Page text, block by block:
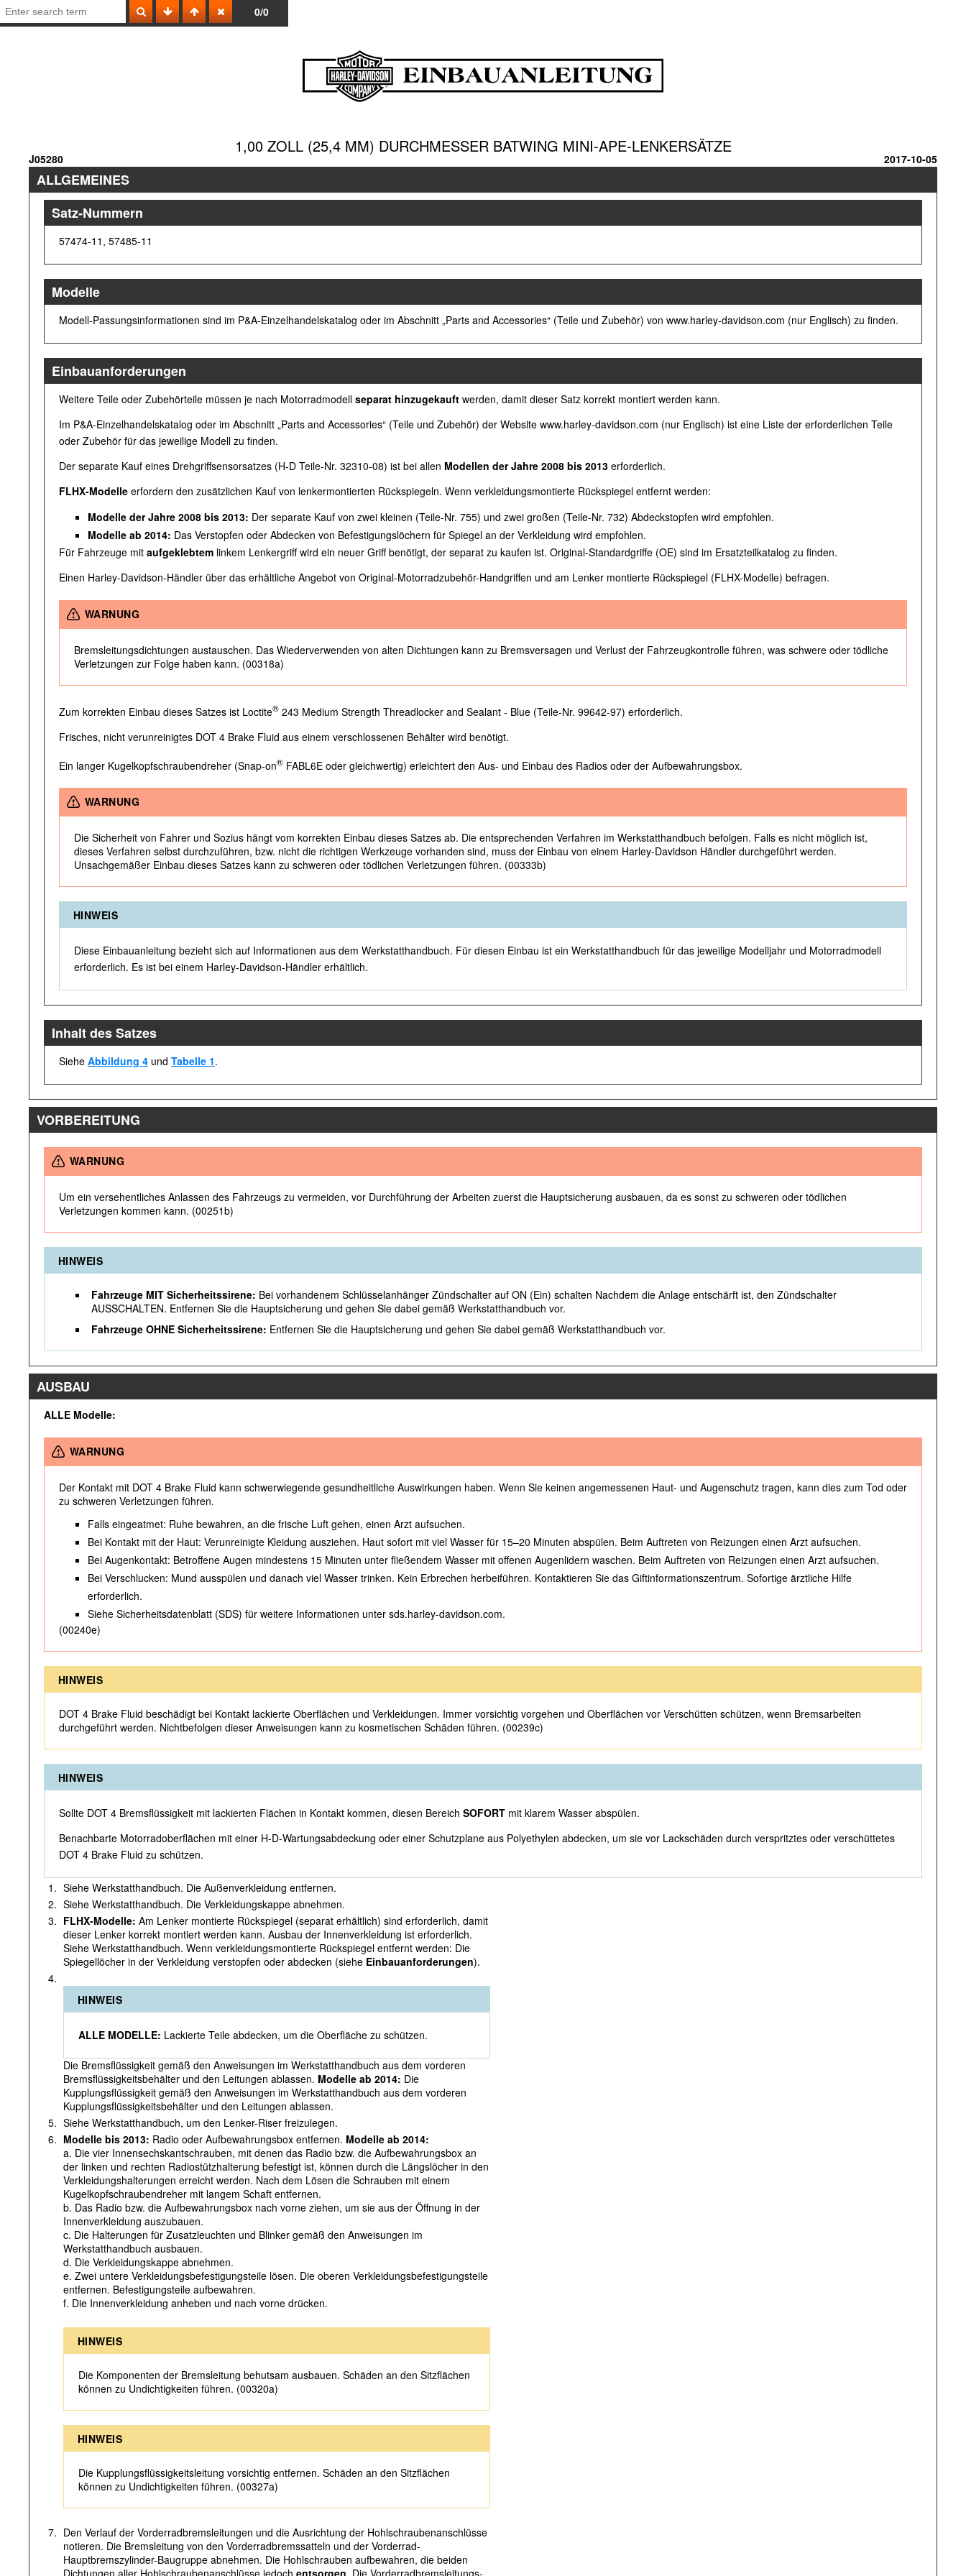
0/0
1,00 ZOLL (25,4 MM) DURCHMESSER BATWING MINI-APE-LENKERSÄTZE
J05280 2017-10-05
ALLGEMEINES
Satz-Nummern
57474-11, 57485-11
Modelle
Modell-Passungsinformationen sind im P&A-Einzelhandelskatalog oder im Abschnitt „Parts and Accessories“ (Teile und Zubehör) von www.harley-davidson.com (nur Englisch) zu finden.
Einbauanforderungen
Weitere Teile oder Zubehörteile müssen je nach Motorradmodell separat hinzugekauft werden, damit dieser Satz korrekt montiert werden kann.
Im P&A-Einzelhandelskatalog oder im Abschnitt „Parts and Accessories“ (Teile und Zubehör) der Website www.harley-davidson.com (nur Englisch) ist eine Liste der erforderlichen Teile
oder Zubehör für das jeweilige Modell zu finden.
Der separate Kauf eines Drehgriffsensorsatzes (H-D Teile-Nr. 32310-08) ist bei allen Modellen der Jahre 2008 bis 2013 erforderlich.
FLHX-Modelle erfordern den zusätzlichen Kauf von lenkermontierten Rückspiegeln. Wenn verkleidungsmontierte Rückspiegel entfernt werden:
Modelle der Jahre 2008 bis 2013: Der separate Kauf von zwei kleinen (Teile-Nr. 755) und zwei großen (Teile-Nr. 732) Abdeckstopfen wird empfohlen.
Modelle ab 2014: Das Verstopfen oder Abdecken von Befestigungslöchern für Spiegel an der Verkleidung wird empfohlen.
Für Fahrzeuge mit aufgeklebtem linkem Lenkergriff wird ein neuer Griff benötigt, der separat zu kaufen ist. Original-Standardgriffe (OE) sind im Ersatzteilkatalog zu finden.
Einen Harley-Davidson-Händler über das erhältliche Angebot von Original-Motorradzubehör-Handgriffen und am Lenker montierte Rückspiegel (FLHX-Modelle) befragen.
WARNUNG
Bremsleitungsdichtungen austauschen. Das Wiederverwenden von alten Dichtungen kann zu Bremsversagen und Verlust der Fahrzeugkontrolle führen, was schwere oder tödliche
Verletzungen zur Folge haben kann. (00318a)
Zum korrekten Einbau dieses Satzes ist Loctite® 243 Medium Strength Threadlocker and Sealant - Blue (Teile-Nr. 99642-97) erforderlich.
Frisches, nicht verunreinigtes DOT 4 Brake Fluid aus einem verschlossenen Behälter wird benötigt.
Ein langer Kugelkopfschraubendreher (Snap-on® FABL6E oder gleichwertig) erleichtert den Aus- und Einbau des Radios oder der Aufbewahrungsbox.
WARNUNG
Die Sicherheit von Fahrer und Sozius hängt vom korrekten Einbau dieses Satzes ab. Die entsprechenden Verfahren im Werkstatthandbuch befolgen. Falls es nicht möglich ist,
dieses Verfahren selbst durchzuführen, bzw. nicht die richtigen Werkzeuge vorhanden sind, muss der Einbau von einem Harley-Davidson Händler durchgeführt werden.
Unsachgemäßer Einbau dieses Satzes kann zu schweren oder tödlichen Verletzungen führen. (00333b)
HINWEIS
Diese Einbauanleitung bezieht sich auf Informationen aus dem Werkstatthandbuch. Für diesen Einbau ist ein Werkstatthandbuch für das jeweilige Modelljahr und Motorradmodell
erforderlich. Es ist bei einem Harley-Davidson-Händler erhältlich.
Inhalt des Satzes
Siehe Abbildung 4 und Tabelle 1.
VORBEREITUNG
WARNUNG
Um ein versehentliches Anlassen des Fahrzeugs zu vermeiden, vor Durchführung der Arbeiten zuerst die Hauptsicherung ausbauen, da es sonst zu schweren oder tödlichen
Verletzungen kommen kann. (00251b)
HINWEIS
Fahrzeuge MIT Sicherheitssirene: Bei vorhandenem Schlüsselanhänger Zündschalter auf ON (Ein) schalten Nachdem die Anlage entschärft ist, den Zündschalter
AUSSCHALTEN. Entfernen Sie die Hauptsicherung und gehen Sie dabei gemäß Werkstatthandbuch vor.
Fahrzeuge OHNE Sicherheitssirene: Entfernen Sie die Hauptsicherung und gehen Sie dabei gemäß Werkstatthandbuch vor.
AUSBAU
ALLE Modelle:
WARNUNG
Der Kontakt mit DOT 4 Brake Fluid kann schwerwiegende gesundheitliche Auswirkungen haben. Wenn Sie keinen angemessenen Haut- und Augenschutz tragen, kann dies zum Tod oder
zu schweren Verletzungen führen.
Falls eingeatmet: Ruhe bewahren, an die frische Luft gehen, einen Arzt aufsuchen.
Bei Kontakt mit der Haut: Verunreinigte Kleidung ausziehen. Haut sofort mit viel Wasser für 15–20 Minuten abspülen. Beim Auftreten von Reizungen einen Arzt aufsuchen.
Bei Augenkontakt: Betroffene Augen mindestens 15 Minuten unter fließendem Wasser mit offenen Augenlidern waschen. Beim Auftreten von Reizungen einen Arzt aufsuchen.
Bei Verschlucken: Mund ausspülen und danach viel Wasser trinken. Kein Erbrechen herbeiführen. Kontaktieren Sie das Giftinformationszentrum. Sofortige ärztliche Hilfe
erforderlich.
Siehe Sicherheitsdatenblatt (SDS) für weitere Informationen unter sds.harley-davidson.com.
(00240e)
HINWEIS
DOT 4 Brake Fluid beschädigt bei Kontakt lackierte Oberflächen und Verkleidungen. Immer vorsichtig vorgehen und Oberflächen vor Verschütten schützen, wenn Bremsarbeiten
durchgeführt werden. Nichtbefolgen dieser Anweisungen kann zu kosmetischen Schäden führen. (00239c)
HINWEIS
Sollte DOT 4 Bremsflüssigkeit mit lackierten Flächen in Kontakt kommen, diesen Bereich SOFORT mit klarem Wasser abspülen.
Benachbarte Motorradoberflächen mit einer H-D-Wartungsabdeckung oder einer Schutzplane aus Polyethylen abdecken, um sie vor Lackschäden durch verspritztes oder verschüttetes
DOT 4 Brake Fluid zu schützen.
1. Siehe Werkstatthandbuch. Die Außenverkleidung entfernen.
2. Siehe Werkstatthandbuch. Die Verkleidungskappe abnehmen.
3. FLHX-Modelle: Am Lenker montierte Rückspiegel (separat erhältlich) sind erforderlich, damit
dieser Lenker korrekt montiert werden kann. Ausbau der Innenverkleidung ist erforderlich.
Siehe Werkstatthandbuch. Wenn verkleidungsmontierte Rückspiegel entfernt werden: Die
Spiegellöcher in der Verkleidung verstopfen oder abdecken (siehe Einbauanforderungen).
4.
HINWEIS
ALLE MODELLE: Lackierte Teile abdecken, um die Oberfläche zu schützen.
Die Bremsflüssigkeit gemäß den Anweisungen im Werkstatthandbuch aus dem vorderen
Bremsflüssigkeitsbehälter und den Leitungen ablassen. Modelle ab 2014: Die
Kupplungsflüssigkeit gemäß den Anweisungen im Werkstatthandbuch aus dem vorderen
Kupplungsflüssigkeitsbehälter und den Leitungen ablassen.
5. Siehe Werkstatthandbuch, um den Lenker-Riser freizulegen.
6. Modelle bis 2013: Radio oder Aufbewahrungsbox entfernen. Modelle ab 2014:
a. Die vier Innensechskantschrauben, mit denen das Radio bzw. die Aufbewahrungsbox an
der linken und rechten Radiostützhalterung befestigt ist, können durch die Längslöcher in den
Verkleidungshalterungen erreicht werden. Nach dem Lösen die Schrauben mit einem
Kugelkopfschraubendreher mit langem Schaft entfernen.
b. Das Radio bzw. die Aufbewahrungsbox nach vorne ziehen, um sie aus der Öffnung in der
Innenverkleidung auszubauen.
c. Die Halterungen für Zusatzleuchten und Blinker gemäß den Anweisungen im
Werkstatthandbuch ausbauen.
d. Die Verkleidungskappe abnehmen.
e. Zwei untere Verkleidungsbefestigungsteile lösen. Die oberen Verkleidungsbefestigungsteile
entfernen. Befestigungsteile aufbewahren.
f. Die Innenverkleidung anheben und nach vorne drücken.
HINWEIS
Die Komponenten der Bremsleitung behutsam ausbauen. Schäden an den Sitzflächen
können zu Undichtigkeiten führen. (00320a)
HINWEIS
Die Kupplungsflüssigkeitsleitung vorsichtig entfernen. Schäden an den Sitzflächen
können zu Undichtigkeiten führen. (00327a)
7. Den Verlauf der Vorderradbremsleitungen und die Ausrichtung der Hohlschraubenanschlüsse
notieren. Die Bremsleitung von den Vorderradbremssatteln und der Vorderrad-
Hauptbremszylinder-Baugruppe abnehmen. Die Hohlschrauben aufbewahren, die beiden